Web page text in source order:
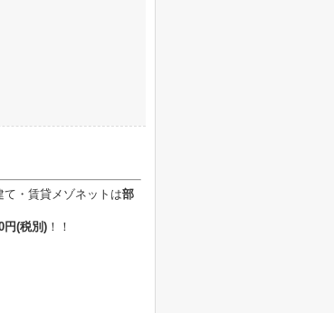
・賃貸メゾネットは部
円(税別) ！！